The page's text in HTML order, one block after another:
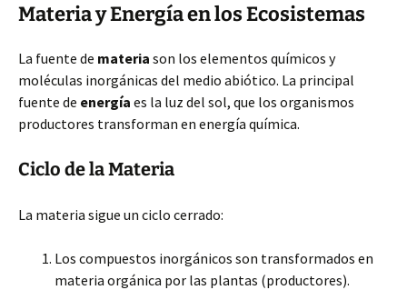
Materia y Energía en los Ecosistemas
La fuente de materia son los elementos químicos y
moléculas inorgánicas del medio abiótico. La principal
fuente de energía es la luz del sol, que los organismos
productores transforman en energía química.
Ciclo de la Materia
La materia sigue un ciclo cerrado:
Los compuestos inorgánicos son transformados en
materia orgánica por las plantas (productores).